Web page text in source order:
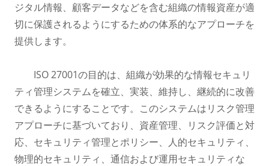
ジタル情報、顧客データなどを含む組織の情報資産が適
切に保護されるようにするための体系的なアプローチを
提供します。
ISO 27001の目的は、組織が効果的な情報セキュリ
ティ管理システムを確立、実装、維持し、継続的に改善
できるようにすることです。このシステムはリスク管理
アプローチに基づいており、資産管理、リスク評価と対
応、セキュリティ管理とポリシー、人的セキュリティ、
物理的セキュリティ、通信および運用セキュリティな